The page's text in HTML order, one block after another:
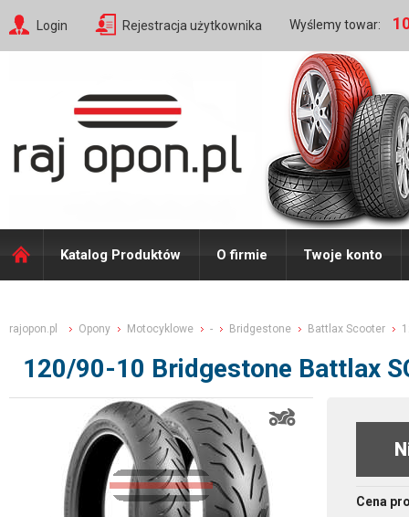
Login Rejestracja użytkownika Wyślemy towar:
Katalog Produktów O firmie Twoje konto
rajopon.pl Opony Motocyklowe - Bridgestone Battlax Scooter
120/90-10 Bridgestone Battlax
Cena